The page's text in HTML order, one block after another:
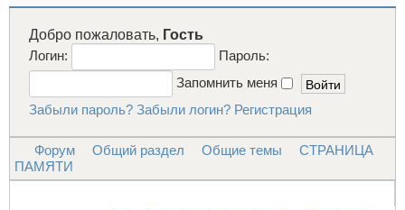
Добро пожаловать, Гость
Логин:
Пароль:
Запомнить меня
Забыли пароль? Забыли логин? Регистрация
Форум Общий раздел Общие темы
СТРАНИЦА
ПАМЯТИ